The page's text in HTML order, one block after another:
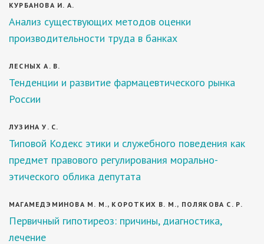
КУРБАНОВА И. А.
Анализ существующих методов оценки
производительности труда в банках
ЛЕСНЫХ А. В.
Тенденции и развитие фармацевтического рынка
России
ЛУЗИНА У. С.
Типовой Кодекс этики и служебного поведения как
предмет правового регулирования морально-
этического облика депутата
МАГАМЕДЭМИНОВА М. М., КОРОТКИХ В. М., ПОЛЯКОВА С. Р.
Первичный гипотиреоз: причины, диагностика,
лечение